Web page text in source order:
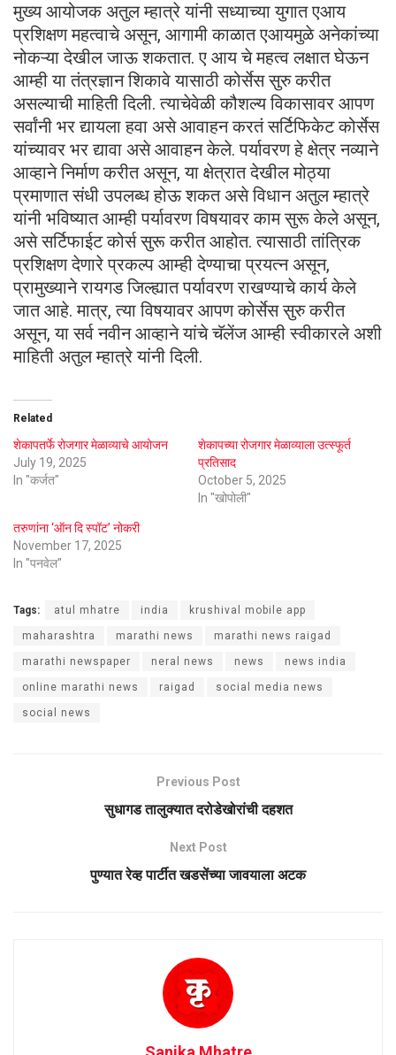
मुख्य आयोजक अतुल म्हात्रे यांनी सध्याच्या युगात एआय
प्रशिक्षण महत्वाचे असून, आगामी काळात एआयमुळे अनेकांच्या
नोकऱ्या देखील जाऊ शकतात. ए आय चे महत्व लक्षात घेऊन
आम्ही या तंत्रज्ञान शिकावे यासाठी कोर्सेस सुरु करीत
असल्याची माहिती दिली. त्याचेवेळी कौशल्य विकासावर आपण
सर्वांनी भर द्यायला हवा असे आवाहन करतं सर्टिफिकेट कोर्सेस
यांच्यावर भर द्यावा असे आवाहन केले. पर्यावरण हे क्षेत्र नव्याने
आव्हाने निर्माण करीत असून, या क्षेत्रात देखील मोठ्या
प्रमाणात संधी उपलब्ध होऊ शकत असे विधान अतुल म्हात्रे
यांनी भविष्यात आम्ही पर्यावरण विषयावर काम सुरू केले असून,
असे सर्टिफाईट कोर्स सुरू करीत आहोत. त्यासाठी तांत्रिक
प्रशिक्षण देणारे प्रकल्प आम्ही देण्याचा प्रयत्न असून,
प्रामुख्याने रायगड जिल्ह्यात पर्यावरण राखण्याचे कार्य केले
जात आहे. मात्र, त्या विषयावर आपण कोर्सेस सुरु करीत
असून, या सर्व नवीन आव्हाने यांचे चॅलेंज आम्ही स्वीकारले अशी
माहिती अतुल म्हात्रे यांनी दिली.
Related
शेकापतर्फे रोजगार मेळाव्याचे आयोजन
July 19, 2025
In "कर्जत"
शेकापच्या रोजगार मेळाव्याला उत्स्फूर्त
प्रतिसाद
October 5, 2025
In "खोपोली"
तरुणांना ‌‘ऑन दि स्पॉट’ नोकरी
November 17, 2025
In "पनवेल"
Tags: atul mhatre india krushival mobile app
maharashtra marathi news marathi news raigad
marathi newspaper neral news news news india
online marathi news raigad social media news
social news
Previous Post
सुधागड तालुक्यात दरोडेखोरांची दहशत
Next Post
पुण्यात रेव्ह पार्टीत खडसेंच्या जावयाला अटक